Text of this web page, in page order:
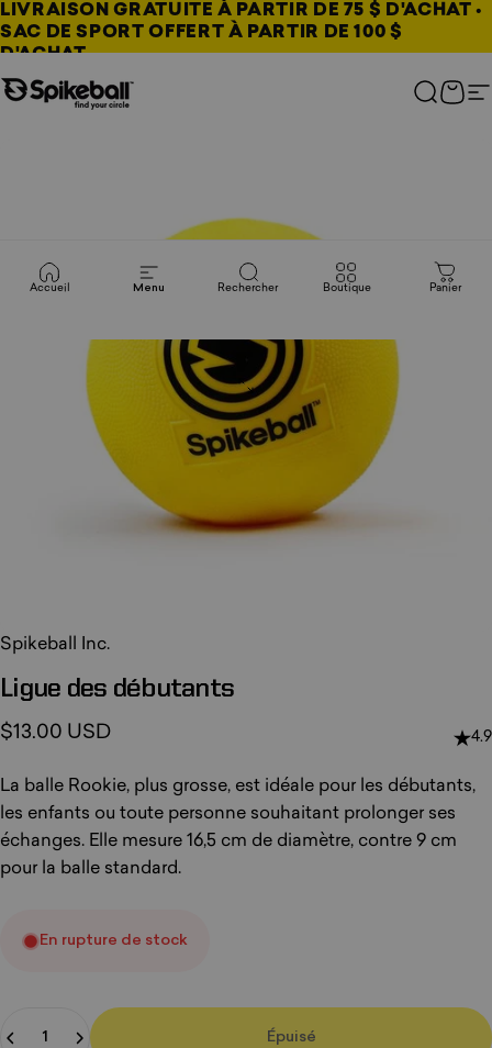
Aller au contenu
LIVRAISON GRATUITE À PARTIR DE 75 $ D'ACHAT •
SAC DE SPORT OFFERT À PARTIR DE 100 $
D'ACHAT
Boutique Spikeball
Accueil Menu Rechercher Boutique Panier
Spikeball Inc.
Ligue des débutants
$13.00 USD 4.9
La balle Rookie, plus grosse, est idéale pour les débutants,
les enfants ou toute personne souhaitant prolonger ses
échanges. Elle mesure 16,5 cm de diamètre, contre 9 cm
pour la balle standard.
En rupture de stock
Épuisé